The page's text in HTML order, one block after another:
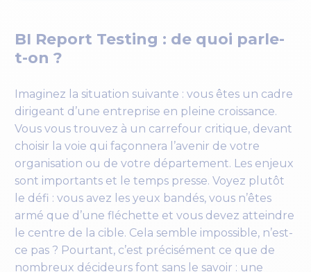
BI Report Testing : de quoi parle-
t-on ?
Imaginez la situation suivante : vous êtes un cadre
dirigeant d’une entreprise en pleine croissance.
Vous vous trouvez à un carrefour critique, devant
choisir la voie qui façonnera l’avenir de votre
organisation ou de votre département. Les enjeux
sont importants et le temps presse. Voyez plutôt
le défi : vous avez les yeux bandés, vous n’êtes
armé que d’une fléchette et vous devez atteindre
le centre de la cible. Cela semble impossible, n’est-
ce pas ? Pourtant, c’est précisément ce que de
nombreux décideurs font sans le savoir : une